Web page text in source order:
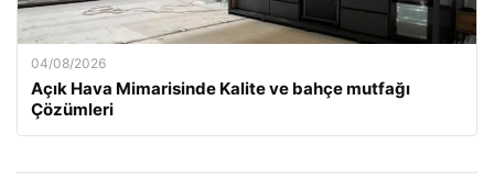
04/08/2026
Açık Hava Mimarisinde Kalite ve bahçe mutfağı
Çözümleri